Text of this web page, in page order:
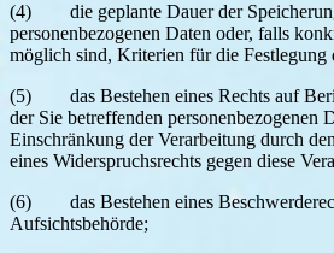
(4) die geplante Dauer der
personenbezogenen Daten oder, falls
möglich sind, Kriterien für die Festlegung
(5) das Bestehen eines Rechts auf
der Sie betreffenden personenbezogenen
Einschränkung der Verarbeitung durch
eines Widerspruchsrechts gegen diese
(6) das Bestehen eines
Aufsichtsbehörde;